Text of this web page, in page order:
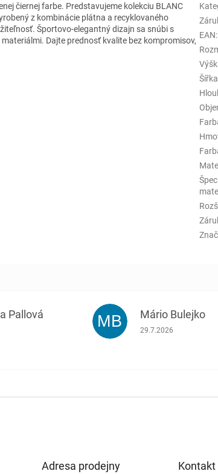
čiernej farbe. Predstavujeme kolekciu BLANC
z kombinácie plátna a recyklovaného
Športovo-elegantný dizajn sa snúbi s
Dajte prednosť kvalite bez kompromisov,
EAN:
Šířka
Pallová
obchodu je 5 z 5 hviezdičiek.
MB Mário Bulejko
Hodnotenie
29.7.2026
Adresa prodejny Kontakt